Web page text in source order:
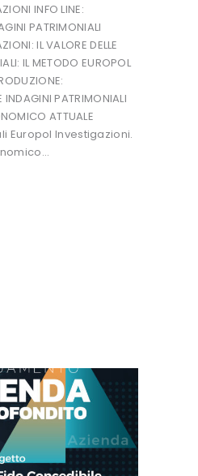
INFO LINE:
PATRIMONIALI
IL VALORE DELLE
IL METODO EUROPOL
INDAGINI PATRIMONIALI
ATTUALE
Europol Investigazioni.